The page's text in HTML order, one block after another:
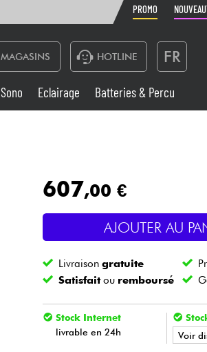
PROMO
MAGASINS HOTLINE FR
Belgique
België
Nederland
Sono
Vents
Câbles & Access.
Sono Eclairage
Batteries & Percu
607,00 €
AJOUTER AU
Livraisongratuite
Satisfaitou remboursé
Stock Internet
livrable en 24h
Voir